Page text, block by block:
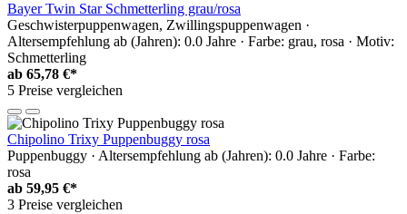
Bayer Twin Star Schmetterling grau/rosa
Geschwisterpuppenwagen, Zwillingspuppenwagen ·
Altersempfehlung ab (Jahren): 0.0 Jahre · Farbe: grau, rosa · Motiv:
Schmetterling
ab 65,78 €*
5 Preise vergleichen
Chipolino Trixy Puppenbuggy rosa
Puppenbuggy · Altersempfehlung ab (Jahren): 0.0 Jahre · Farbe:
rosa
ab 59,95 €*
3 Preise vergleichen